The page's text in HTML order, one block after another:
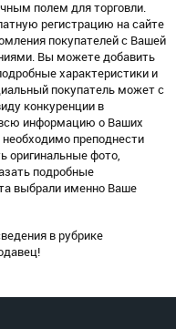
полем для торговли.
регистрацию на сайте
покупателей с Вашей
Вы можете добавить
характеристики и
покупатель может с
конкуренции в
информацию о Ваших
преподнести
оригинальные фото,
подробные
выбрали именно Ваше
в рубрике